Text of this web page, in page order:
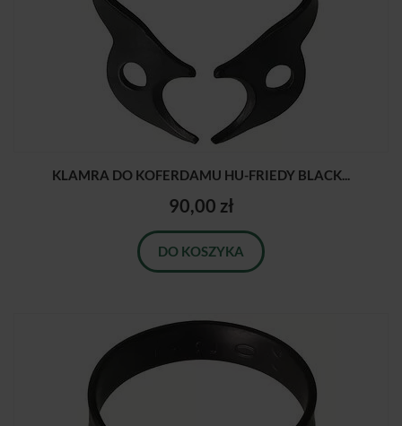
KLAMRA DO KOFERDAMU HU-FRIEDY BLACK...
90,00 zł
DO KOSZYKA